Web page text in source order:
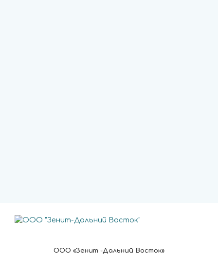
ООО «Зенит -Дальний Восток»